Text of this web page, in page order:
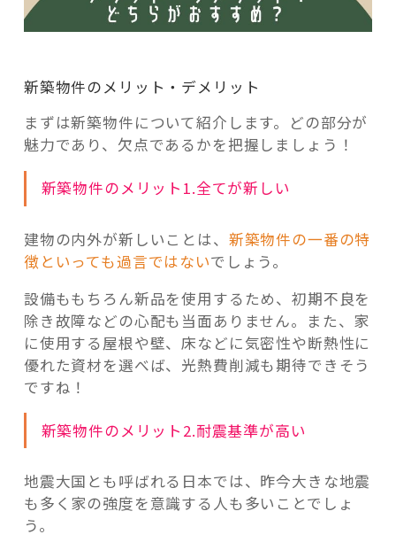
新築物件のメリット・デメリット
まずは新築物件について紹介します。どの部分が
魅力であり、欠点であるかを把握しましょう！
新築物件のメリット1.全てが新しい
建物の内外が新しいことは、 新築物件の一番の特
徴といっても過言ではないでしょう。
設備ももちろん新品を使用するため、初期不良を
除き故障などの心配も当面ありません。また、家
に使用する屋根や壁、床などに気密性や断熱性に
優れた資材を選べば、光熱費削減も期待できそう
ですね！
新築物件のメリット2.耐震基準が高い
地震大国とも呼ばれる日本では、昨今大きな地震
も多く家の強度を意識する人も多いことでしょ
う。